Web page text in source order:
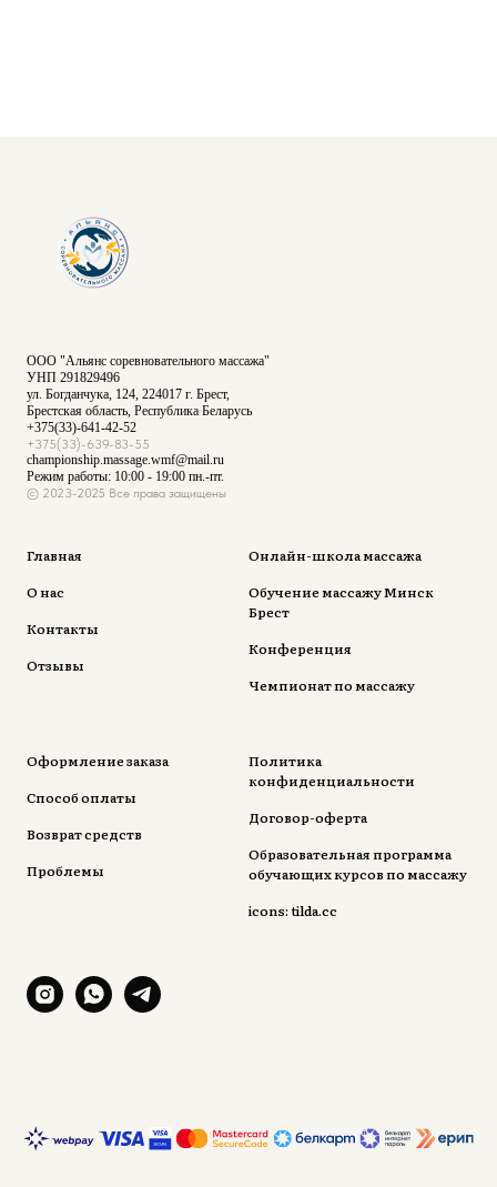
ООО "Альянс соревновательного массажа"
УНП 291829496
ул. Богданчука, 124, 224017 г. Брест,
Брестская область, Республика Беларусь
+375(33)-641-42-52
+375(33)-639-83-55
championship.massage.wmf@mail.ru
Режим работы: 10:00 - 19:00 пн.-пт.
© 2023-2025 Все права защищены
Главная
О нас
Контакты
Отзывы
Онлайн-школа массажа
Обучение массажу Минск
Брест
Конференция
Чемпионат по массажу
Оформление заказа
Способ оплаты
Возврат средств
Проблемы
Политика
конфиденциальности
Договор-оферта
Образовательная программа
обучающих курсов по массажу
icons: tilda.cc